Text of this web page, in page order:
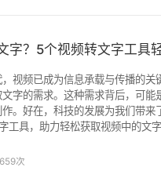
字？5个视频转文字工具
视频已成为信息承载与传播的关
字的需求。这种需求背后，可
。好在，科技的发展为我们带
取视频中的文字内容。 工具一：水印云 水印云是
，识别准确率更是高达 98% 以
次